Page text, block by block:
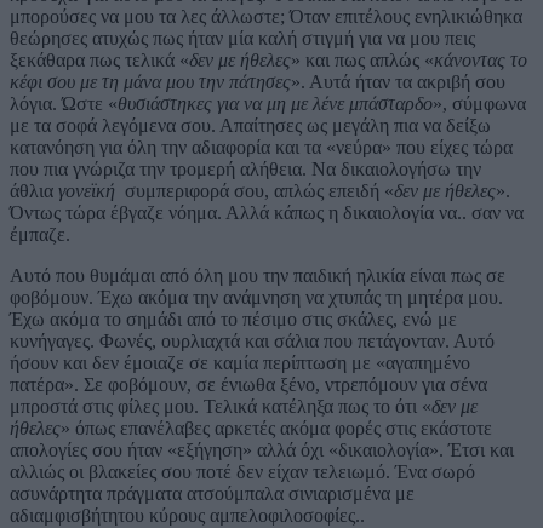
μπορούσες να μου τα λες άλλωστε; Όταν επιτέλους ενηλικιώθηκα
θεώρησες ατυχώς πως ήταν μία καλή στιγμή για να μου πεις
ξεκάθαρα πως τελικά «δεν με ήθελες» και πως απλώς «κάνοντας το
κέφι σου με τη μάνα μου την πάτησες». Αυτά ήταν τα ακριβή σου
λόγια. Ώστε «θυσιάστηκες για να μη με λένε μπάσταρδο», σύμφωνα
με τα σοφά λεγόμενα σου. Απαίτησες ως μεγάλη πια να δείξω
κατανόηση για όλη την αδιαφορία και τα «νεύρα» που είχες τώρα
που πια γνώριζα την τρομερή αλήθεια. Να δικαιολογήσω την
άθλια γονεϊκή συμπεριφορά σου, απλώς επειδή «δεν με ήθελες».
Όντως τώρα έβγαζε νόημα. Αλλά κάπως η δικαιολογία να.. σαν να
έμπαζε.
Αυτό που θυμάμαι από όλη μου την παιδική ηλικία είναι πως σε
φοβόμουν. Έχω ακόμα την ανάμνηση να χτυπάς τη μητέρα μου.
Έχω ακόμα το σημάδι από το πέσιμο στις σκάλες, ενώ με
κυνήγαγες. Φωνές, ουρλιαχτά και σάλια που πετάγονταν. Αυτό
ήσουν και δεν έμοιαζε σε καμία περίπτωση με «αγαπημένο
πατέρα». Σε φοβόμουν, σε ένιωθα ξένο, ντρεπόμουν για σένα
μπροστά στις φίλες μου. Τελικά κατέληξα πως το ότι «δεν με
ήθελες» όπως επανέλαβες αρκετές ακόμα φορές στις εκάστοτε
απολογίες σου ήταν «εξήγηση» αλλά όχι «δικαιολογία». Έτσι και
αλλιώς οι βλακείες σου ποτέ δεν είχαν τελειωμό. Ένα σωρό
ασυνάρτητα πράγματα ατσούμπαλα σινιαρισμένα με
αδιαμφισβήτητου κύρους αμπελοφιλοσοφίες..